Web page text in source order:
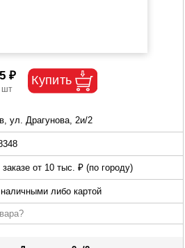
₽
ул. Драгунова, 2и/2
от 10 тыс. ₽ (по городу)
либо картой